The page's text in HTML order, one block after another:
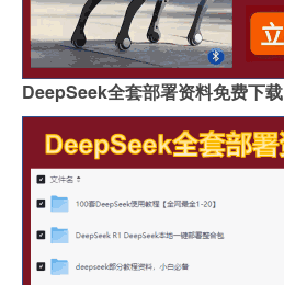
DeepSeek全套部署资料免费下载